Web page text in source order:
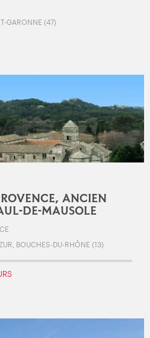
GARONNE (47)
ANCIEN
DE-MAUSOLE
BOUCHES-DU-RHÔNE (13)